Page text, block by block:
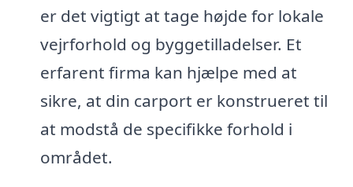
er det vigtigt at tage højde for lokale
vejrforhold og byggetilladelser. Et
erfarent firma kan hjælpe med at
sikre, at din carport er konstrueret til
at modstå de specifikke forhold i
området.